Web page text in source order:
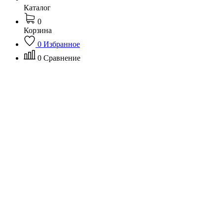
Каталог
0
Корзина
0 Избранное
0 Сравнение